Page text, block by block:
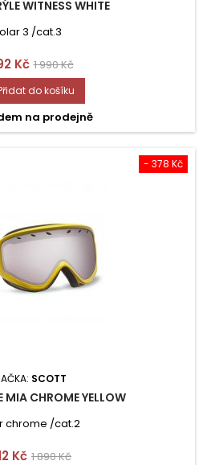
WITNESS WHITE
3 /cat.3
Kč Běžná
cena
1 990 Kč
do košíku
na prodejně
- 378 Kč
SCOTT
MIA CHROME YELLOW
chrome /cat.2
Kč Běžná
1 890 Kč